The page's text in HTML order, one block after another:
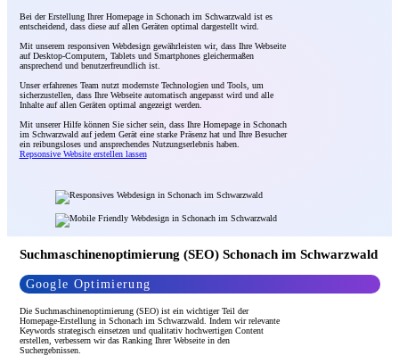
Bei der Erstellung Ihrer Homepage in Schonach im Schwarzwald ist es
entscheidend, dass diese auf allen Geräten optimal dargestellt wird.
Mit unserem responsiven Webdesign gewährleisten wir, dass Ihre Webseite
auf Desktop-Computern, Tablets und Smartphones gleichermaßen
ansprechend und benutzerfreundlich ist.
Unser erfahrenes Team nutzt modernste Technologien und Tools, um
sicherzustellen, dass Ihre Webseite automatisch angepasst wird und alle
Inhalte auf allen Geräten optimal angezeigt werden.
Mit unserer Hilfe können Sie sicher sein, dass Ihre Homepage in Schonach
im Schwarzwald auf jedem Gerät eine starke Präsenz hat und Ihre Besucher
ein reibungsloses und ansprechendes Nutzungserlebnis haben.
Repsonsive Website erstellen lassen
Suchmaschinenoptimierung (SEO) Schonach im Schwarzwald
Google Optimierung
Die Suchmaschinenoptimierung (SEO) ist ein wichtiger Teil der
Homepage-Erstellung in Schonach im Schwarzwald. Indem wir relevante
Keywords strategisch einsetzen und qualitativ hochwertigen Content
erstellen, verbessern wir das Ranking Ihrer Webseite in den
Suchergebnissen.